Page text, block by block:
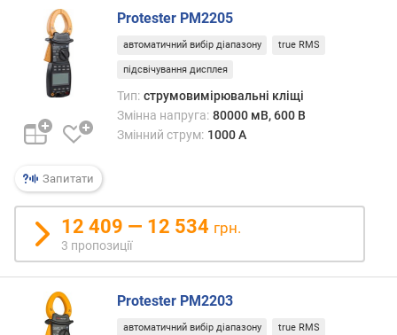
о
д
е
ш
в
и
з
в
у
к
Запитати
Protester PM2205
автоматичний вибір діапазону true RMS
підсвічування дисплея
Тип: струмовимірювальні кліщі
Змінна напруга: 80000 мВ, 600 В
Змінний струм: 1000 А
12 409 — 12 534 грн.
3 пропозиції
Protester PM2203
автоматичний вибір діапазону true RMS